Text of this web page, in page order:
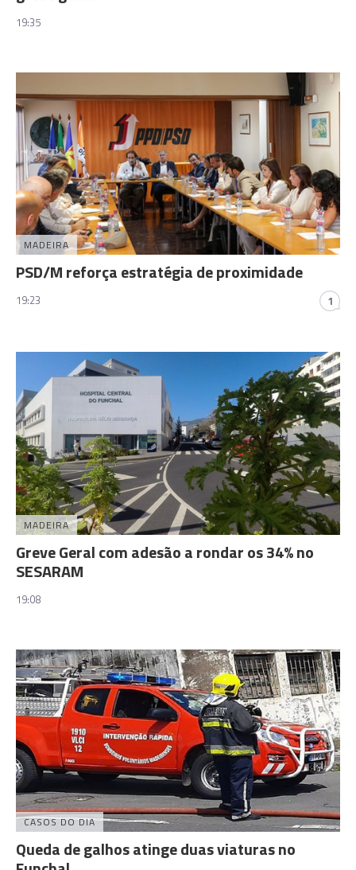
19:35
MADEIRA
PSD/M reforça estratégia de proximidade
19:23 1
MADEIRA
Greve Geral com adesão a rondar os 34% no
SESARAM
19:08
CASOS DO DIA
Queda de galhos atinge duas viaturas no